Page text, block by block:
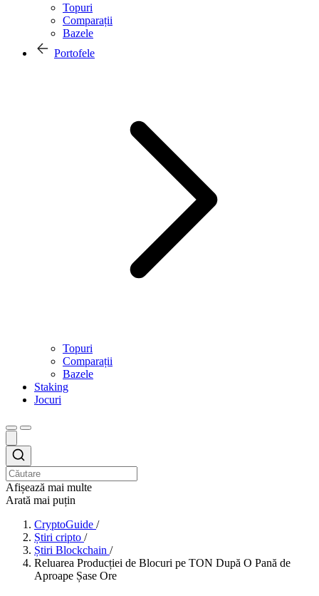
Topuri
Comparații
Bazele
Portofele
Topuri
Comparații
Bazele
Staking
Jocuri
Afișează mai multe
Arată mai puțin
CryptoGuide /
Știri cripto /
Știri Blockchain /
Reluarea Producției de Blocuri pe TON După O Pană de
Aproape Șase Ore